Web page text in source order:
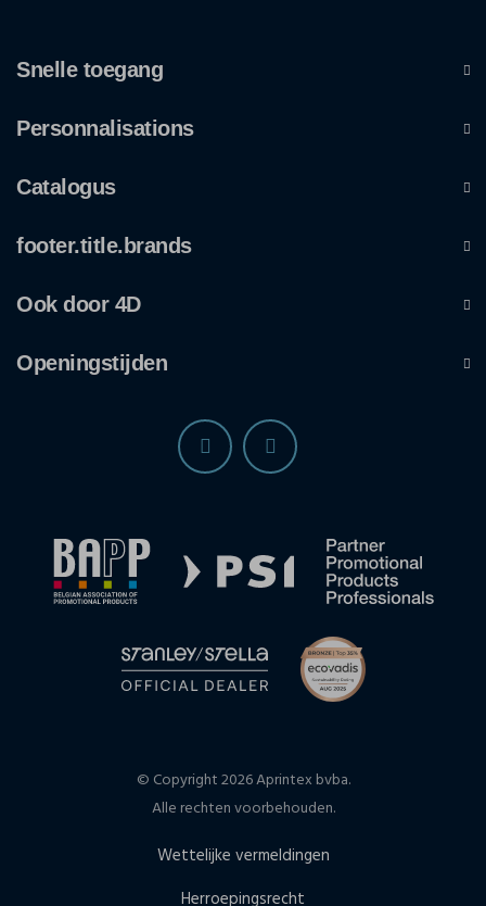
Snelle toegang
Personnalisations
Catalogus
footer.title.brands
Ook door 4D
Openingstijden
© Copyright 2026 Aprintex bvba.
Alle rechten voorbehouden.
Wettelijke vermeldingen
Herroepingsrecht